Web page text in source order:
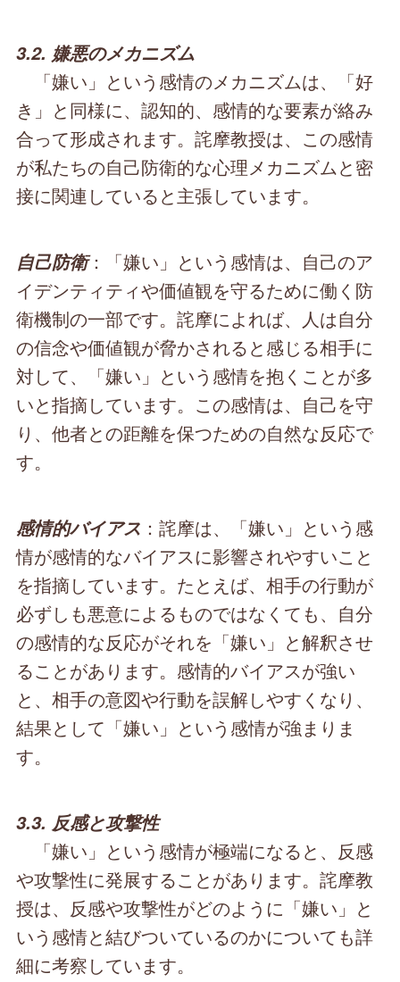
3.2. 嫌悪のメカニズム
「嫌い」という感情のメカニズムは、「好
き」と同様に、認知的、感情的な要素が絡み
合って形成されます。詫摩教授は、この感情
が私たちの自己防衛的な心理メカニズムと密
接に関連していると主張しています。
自己防衛：「嫌い」という感情は、自己のア
イデンティティや価値観を守るために働く防
衛機制の一部です。詫摩によれば、人は自分
の信念や価値観が脅かされると感じる相手に
対して、「嫌い」という感情を抱くことが多
いと指摘しています。この感情は、自己を守
り、他者との距離を保つための自然な反応で
す。
感情的バイアス ：詫摩は、「嫌い」という感
情が感情的なバイアスに影響されやすいこと
を指摘しています。たとえば、相手の行動が
必ずしも悪意によるものではなくても、自分
の感情的な反応がそれを「嫌い」と解釈させ
ることがあります。感情的バイアスが強い
と、相手の意図や行動を誤解しやすくなり、
結果として「嫌い」という感情が強まりま
す。
3.3. 反感と攻撃性
「嫌い」という感情が極端になると、反感
や攻撃性に発展することがあります。詫摩教
授は、反感や攻撃性がどのように「嫌い」と
いう感情と結びついているのかについても詳
細に考察しています。